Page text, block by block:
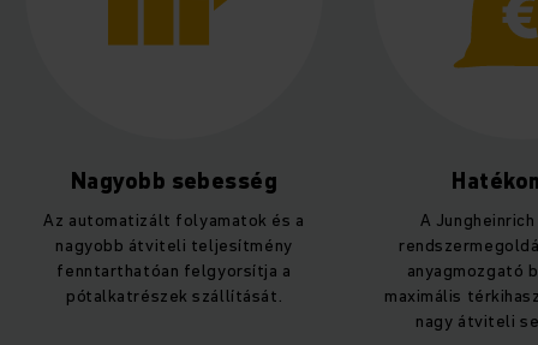
Hatékonyság
A Jungheinrich intelligens
rendszermegoldása és modern
anyagmozgató berendezései
maximális térkihasználást érnek el
A Jungheinrich
folyamat- és
optimalizálást
tanulás
optimalizálja